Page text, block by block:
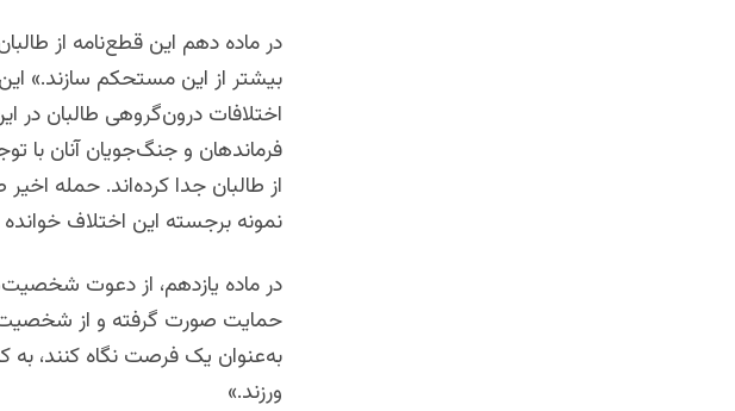
در ماده دهم این قطع‌نامه از
بیشتر از این مستحکم سازند.»
اختلافات درون‌گروهی طالبان در
فرماند‌‌هان و جنگ‌جویان آنان
از طالبان جدا کرده‌اند. حمله
نمونه برجسته این اختلاف
در ماده یازدهم، از دعوت
حمایت صورت گرفته و از
به‌عنوان یک فرصت نگاه کنند، به
ورزند.»